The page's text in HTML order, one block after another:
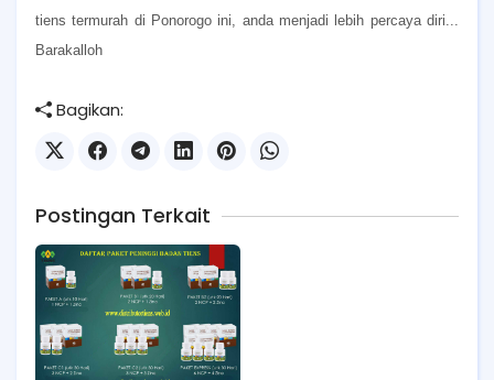
tiens termurah di Ponorogo ini, anda menjadi lebih percaya diri...
Barakalloh
Bagikan:
Postingan Terkait